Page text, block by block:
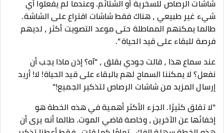
شاشات الرصاص للسخرية أو الشتائم. وعندما لم يفعلوا أي
شيء غير طبيعي ، هناك فقط شاشات اقتراع على الشاشة.
طالما يمكنهم المماطلة حتى موعد التصويت أكثر ، لديهم
فرصة للبقاء على قيد الحياة ".
عند سماع هذا ، قالت جودي بقلق ، "آه؟ إذن ماذا يجب أن
نفعل؟ لا يمكننا السماح لهم بالبقاء على قيد الحياة! لا! أريد
إرسال المزيد من شاشات الرصاص لتذكير الجميع!"
"لا تقلق كثيرًا. الجزء الأكثر أهمية في هذه الخطة هو
إخفائها عن الآخرين ، وخاصة قاضي الموت. طالما أنه يرى أن